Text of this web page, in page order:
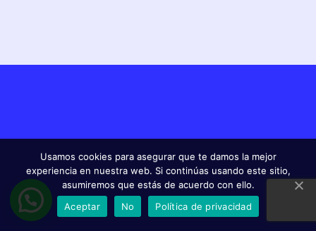
Usamos cookies para asegurar que te damos la mejor
experiencia en nuestra web. Si continúas usando este sitio,
asumiremos que estás de acuerdo con ello.
Aceptar
No Política de privacidad